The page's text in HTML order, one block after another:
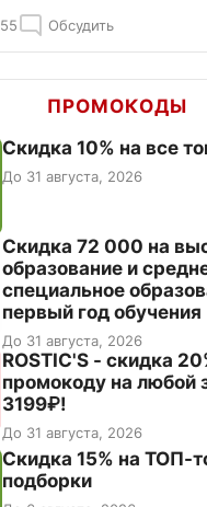
55 Обсудить
ПРОМОКОДЫ
Скидка 10% на все
До 31 августа, 2026
Скидка 72 000 на
образование и
специальное
первый год обучения
До 31 августа, 2026
ROSTIC'S - скидка
промокоду на любой
3199₽!
До 31 августа, 2026
Скидка 15% на ТОП-
подборки